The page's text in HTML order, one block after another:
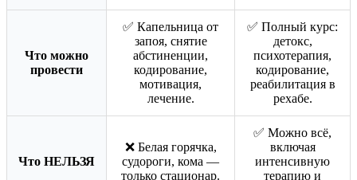
Что можно
провести
✅ Капельница от
запоя, снятие
абстиненции,
кодирование,
мотивация,
лечение.
✅ Полный курс:
детокс,
психотерапия,
кодирование,
реабилитация в
рехабе.
Что НЕЛЬЗЯ
❌ Белая горячка,
судороги, кома —
только стационар.
✅ Можно всё,
включая
интенсивную
терапию и